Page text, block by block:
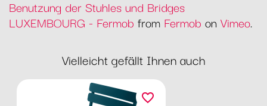
Benutzung der Stuhles und Bridges
LUXEMBOURG - Fermob from Fermob on Vimeo.
Vielleicht gefällt Ihnen auch
favorite_border